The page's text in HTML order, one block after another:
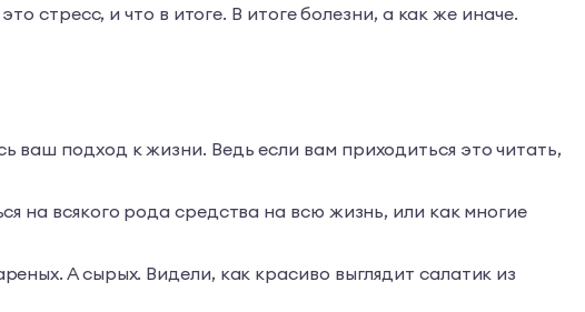
стресс, и что в итоге. В итоге болезни, а как же иначе.
подход к жизни. Ведь если вам приходиться это читать,
на всякого рода средства на всю жизнь, или как многие
А сырых. Видели, как красиво выглядит салатик из